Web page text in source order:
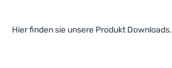
Hier finden sie unsere Produkt Downloads.